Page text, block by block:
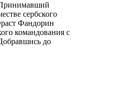
Принимавший
сербского
Фандорин
командования с
до